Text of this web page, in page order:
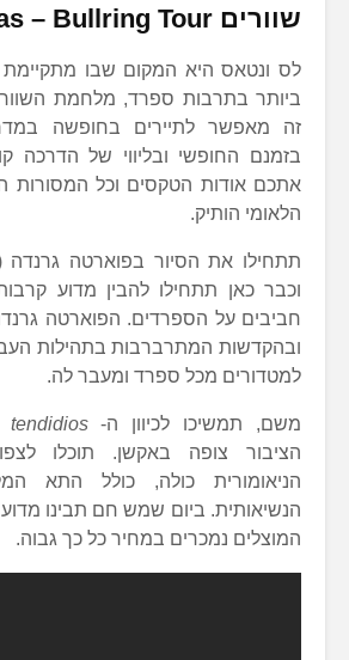
שוורים Las Ventas – Bullring Tour
לס ונטאס היא המקום שבו
זה מאפשר לתיירים בחופשה
בזמנם החופשי ובליווי של הדרכה
אתכם אודות הטקסים וכל המסורות
הלאומי הותיק.
וכבר כאן תתחילו להבין מדוע
חביבים על הספרדים. הפוארטה
ובהקדשות המתרברבות בתהילות
למטדורים מכל ספרד ומעבר לה.
משם, תמשיכו לכיוון ה-tendidios
הציבור צופה באקשן. תוכלו
הניאומורית כולה, כולל התא
הנשיאותית. ביום שמש חם תבינו
המוצלים נמכרים במחיר כל כך גבוה.